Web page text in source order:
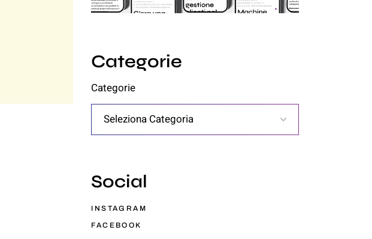
Categorie
Categorie
Social
INSTAGRAM
FACEBOOK